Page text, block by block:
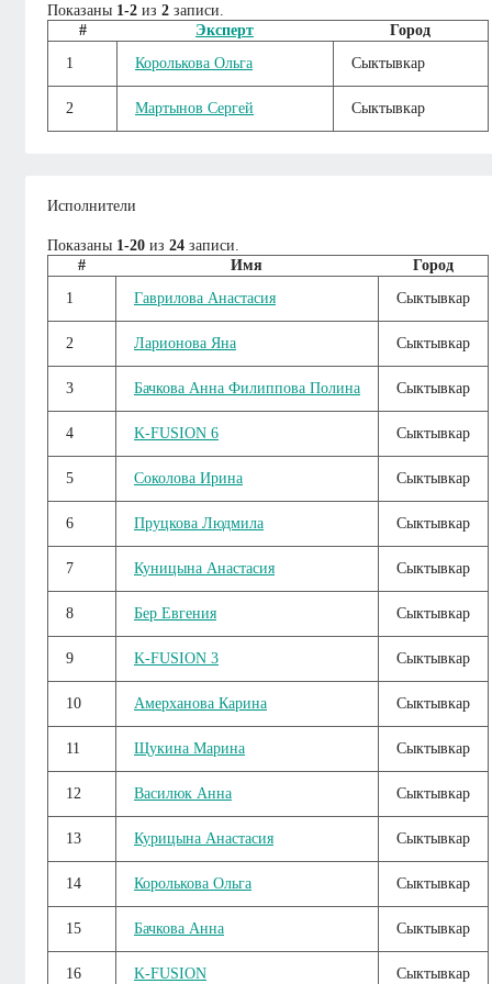
Показаны 1-2 из 2 записи.
#
Эксперт
Город
1
Королькова Ольга Сыктывкар
2 Мартынов Сергей Сыктывкар
Исполнители
Показаны 1-20 из 24 записи.
#
Имя
Город
1
Гаврилова Анастасия Сыктывкар
2 Ларионова Яна Сыктывкар
3 Бачкова Анна Филиппова Полина Сыктывкар
4 K-FUSION 6 Сыктывкар
5 Соколова Ирина Сыктывкар
6 Пруцкова Людмила Сыктывкар
7 Куницына Анастасия Сыктывкар
8 Бер Евгения Сыктывкар
9 K-FUSION 3 Сыктывкар
10 Амерханова Карина Сыктывкар
11 Щукина Марина Сыктывкар
12 Василюк Анна Сыктывкар
13 Курицына Анастасия Сыктывкар
14 Королькова Ольга Сыктывкар
15 Бачкова Анна Сыктывкар
16 K-FUSION Сыктывкар